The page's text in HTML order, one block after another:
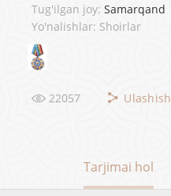
Tug'ilgan joy: Samarqand
Yo'nalishlar: Shoirlar
22057 Ulashish
Tarjimai hol